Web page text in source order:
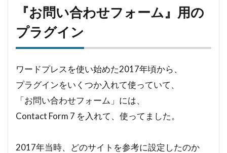
『お問い合わせフォーム』用の
プラグイン
ワードプレスを使い始めた2017年頃から、
プラグインをいくつか入れて使っていて、
「お問い合わせフォーム」には、
Contact Form 7 を入れて、使ってました。
2017年当時、どのサイトを参考に設定したのか